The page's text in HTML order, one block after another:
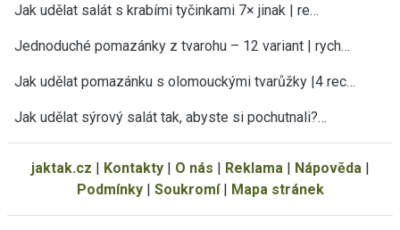
Jak udělat salát s krabími tyčinkami 7× jinak | re…
Jednoduché pomazánky z tvarohu – 12 variant | rych…
Jak udělat pomazánku s olomouckými tvarůžky |4 rec…
Jak udělat sýrový salát tak, abyste si pochutnali?…
jaktak.cz | Kontakty| O nás | Reklama| Nápověda|
Podmínky| Soukromí| Mapa stránek